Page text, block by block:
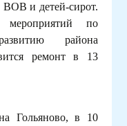
ВОВ и детей-сирот.
по
района
ремонт в 13
Гольяново, в 10